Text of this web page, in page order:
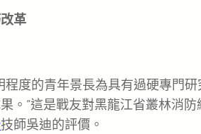
革
度的青年景長為具有過硬專門研
。”這是戰友對黑龍江省叢林消防
技師吳迪的評價。